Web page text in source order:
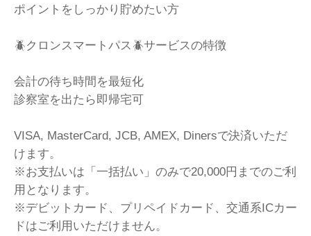
ポイントをしっかり貯めたい方
🪲クロンスマートパス🪲サービスの特徴
会計の待ち時間を最短化
診察室を出たら即帰宅可
VISA, MasterCard, JCB, AMEX, Dinersで決済いただ
けます。
※お支払いは「一括払い」のみで20,000円までのご利
用となります。
※デビットカード、プリペイドカード、交通系ICカー
ドはご利用いただけません。